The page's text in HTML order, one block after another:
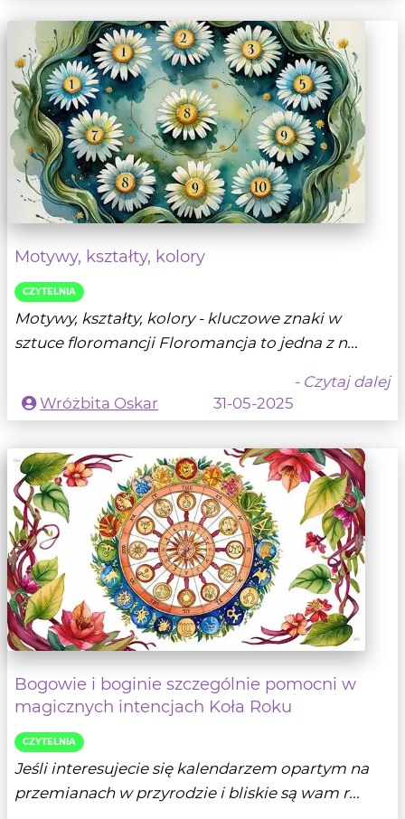
Motywy, kształty, kolory
CZYTELNIA
Motywy, kształty, kolory - kluczowe znaki w
sztuce floromancji Floromancja to jedna z n...
- Czytaj dalej
Wróżbita Oskar
31-05-2025
Bogowie i boginie szczególnie pomocni w
magicznych intencjach Koła Roku
CZYTELNIA
Jeśli interesujecie się kalendarzem opartym na
przemianach w przyrodzie i bliskie są wam r...